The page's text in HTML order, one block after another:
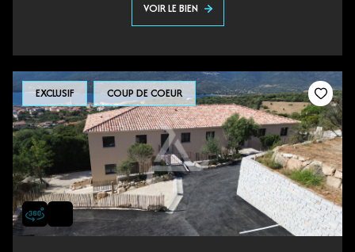
VOIR LE BIEN
EXCLUSIF COUP DE COEUR